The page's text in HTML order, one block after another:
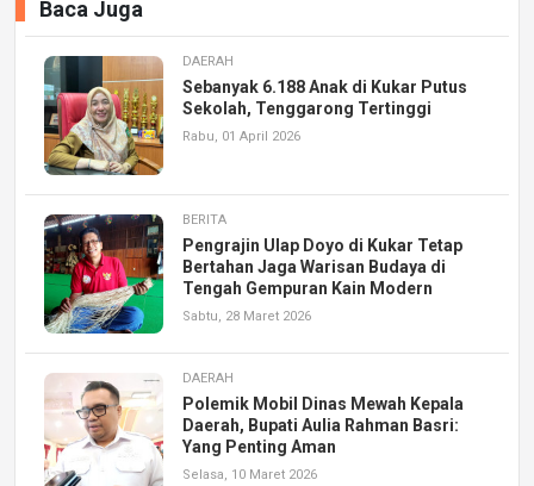
Baca Juga
DAERAH
Sebanyak 6.188 Anak di Kukar Putus
Sekolah, Tenggarong Tertinggi
Rabu, 01 April 2026
BERITA
Pengrajin Ulap Doyo di Kukar Tetap
Bertahan Jaga Warisan Budaya di
Tengah Gempuran Kain Modern
Sabtu, 28 Maret 2026
DAERAH
Polemik Mobil Dinas Mewah Kepala
Daerah, Bupati Aulia Rahman Basri:
Yang Penting Aman
Selasa, 10 Maret 2026